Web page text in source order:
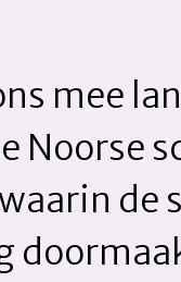
mee
Noorse
de